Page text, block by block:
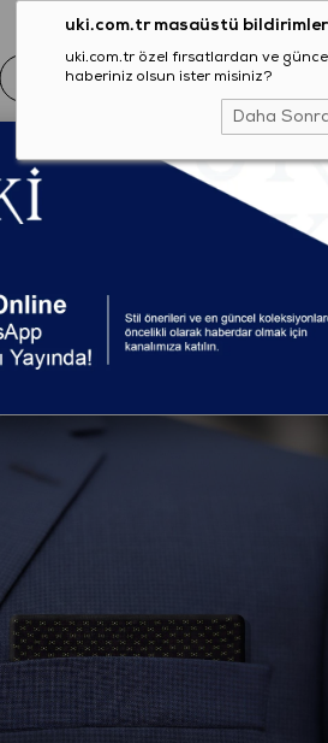
uki.com.tr masaüstü
uki.com.tr özel fırsatlardan ve
haberiniz olsun ister misiniz?
Daha
AYAKKABI